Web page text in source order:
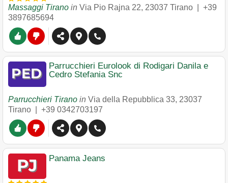
Massaggi Tirano in Via Pio Rajna 22, 23037 Tirano
+39
3897685694
Parrucchieri Eurolook di Rodigari Danila e
Cedro Stefania Snc
Parrucchieri Tirano in Via della Repubblica 33, 23037
Tirano
+39 0342703197
Panama Jeans